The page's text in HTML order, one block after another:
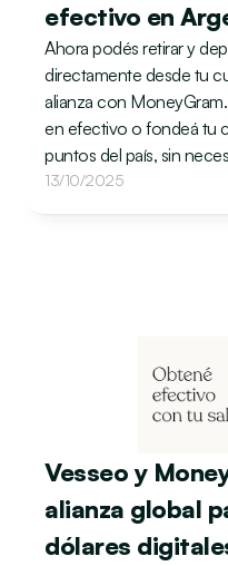
efectivo en
Ahora podés retirar y
directamente desde tu
alianza con
en efectivo o fondeá tu
puntos del país, sin
13/10/2025
Vesseo y
alianza global
dólares